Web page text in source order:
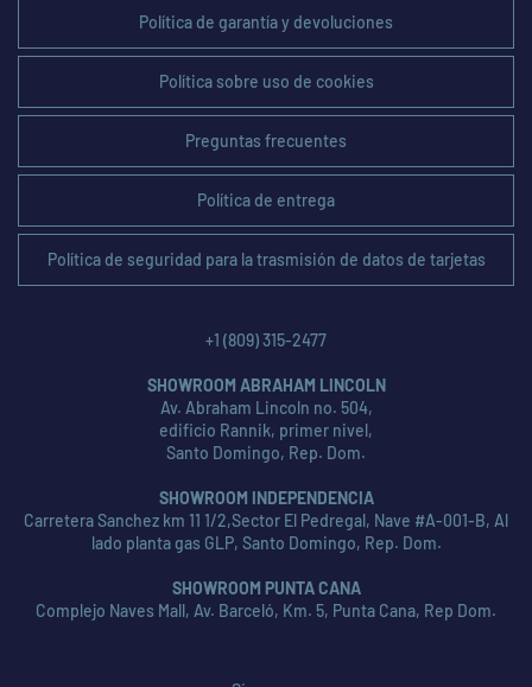
Política de garantía y devoluciones
Política sobre uso de cookies
Preguntas frecuentes
Política de entrega
Política de seguridad para la trasmisión de datos de tarjetas
+1 (809) 315-2477
SHOWROOM ABRAHAM LINCOLN
Av. Abraham Lincoln no. 504,
edificio Rannik, primer nivel,
Santo Domingo, Rep. Dom.
SHOWROOM INDEPENDENCIA
Carretera Sanchez km 11 1/2,Sector El Pedregal, Nave #A-001-B, Al
lado planta gas GLP, Santo Domingo, Rep. Dom.
SHOWROOM PUNTA CANA
Complejo Naves Mall, Av. Barceló, Km. 5, Punta Cana, Rep Dom.